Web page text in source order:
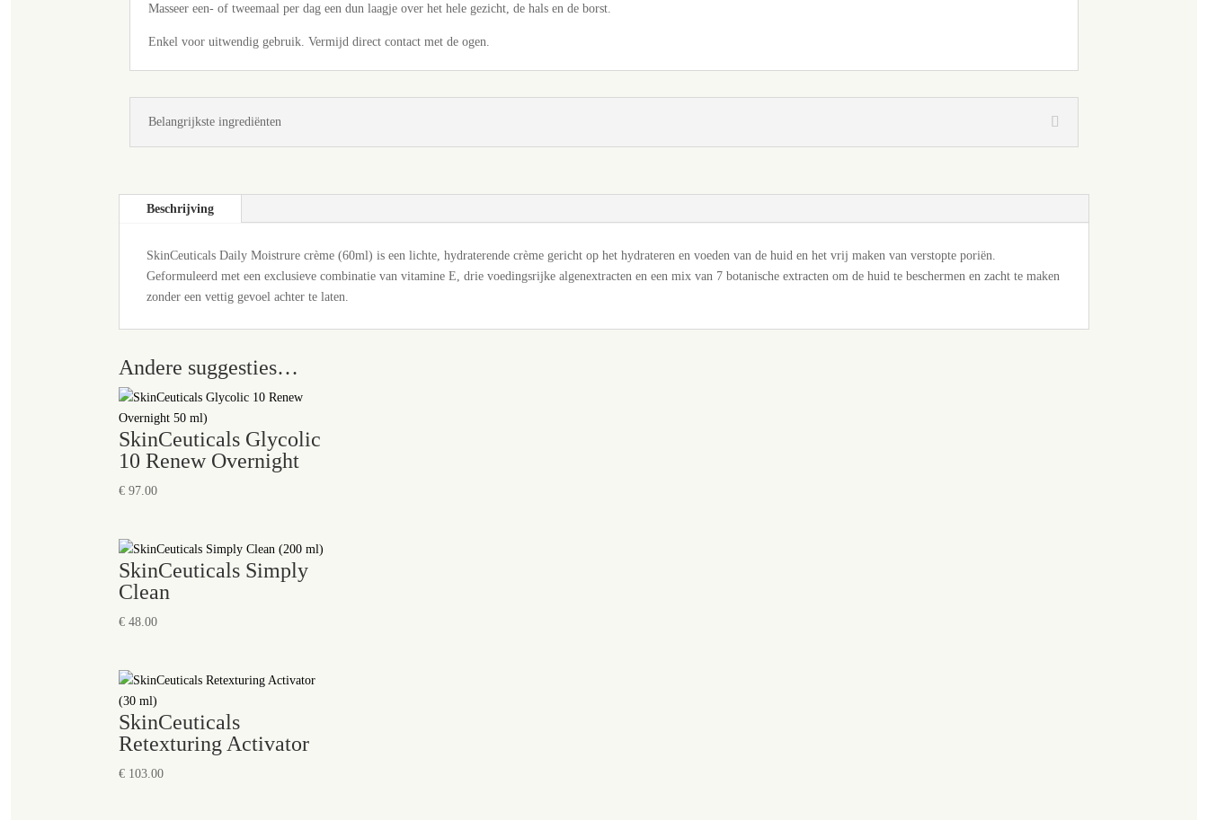
Masseer een- of tweemaal per dag een dun laagje over het hele gezicht, de hals en de borst.
Enkel voor uitwendig gebruik. Vermijd direct contact met de ogen.
Belangrijkste ingrediënten
Beschrijving
SkinCeuticals Daily Moistrure crème (60ml) is een lichte, hydraterende crème gericht op het hydrateren en voeden van de huid en het vrij maken van verstopte poriën.
Geformuleerd met een exclusieve combinatie van vitamine E, drie voedingsrijke algenextracten en een mix van 7 botanische extracten om de huid te beschermen en zacht te maken
zonder een vettig gevoel achter te laten.
Andere suggesties…
SkinCeuticals Glycolic
10 Renew Overnight
€ 97.00
SkinCeuticals Simply
Clean
€ 48.00
SkinCeuticals
Retexturing Activator
€ 103.00